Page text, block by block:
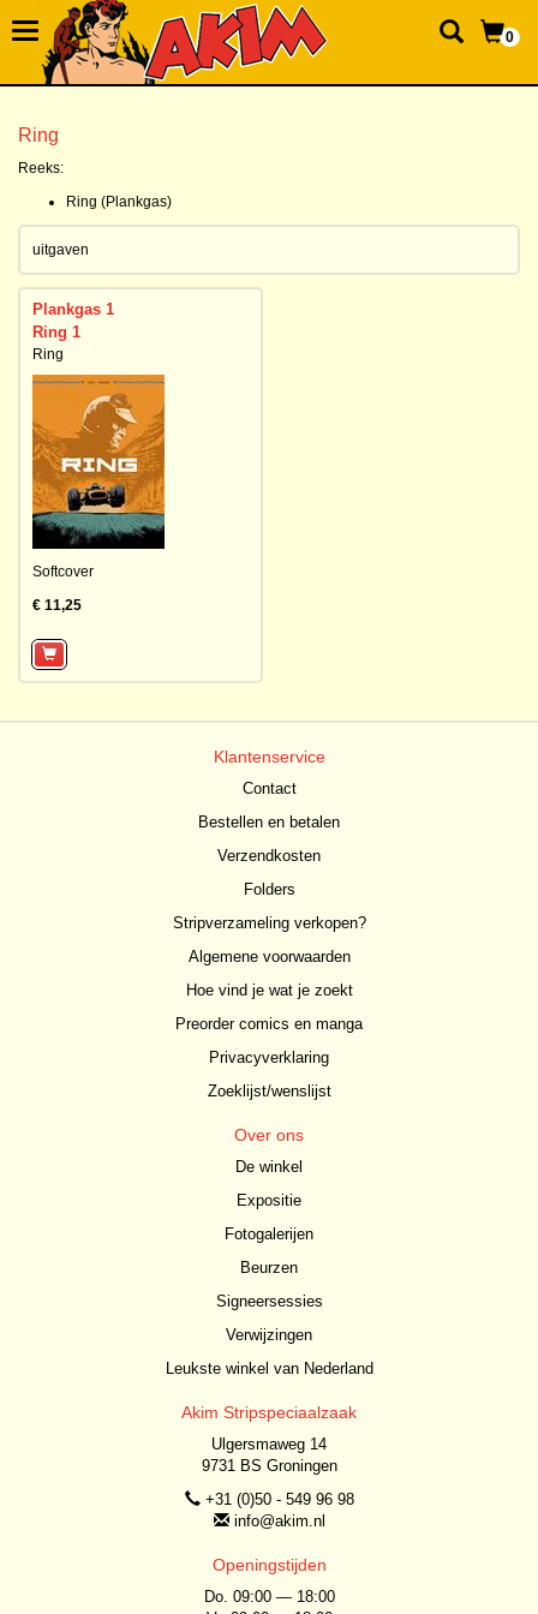
0
Ring
Reeks:
Ring (Plankgas)
uitgaven
Plankgas 1
Ring 1
Ring
Softcover
€ 11,25
Klantenservice
Contact
Bestellen en betalen
Verzendkosten
Folders
Stripverzameling verkopen?
Algemene voorwaarden
Hoe vind je wat je zoekt
Preorder comics en manga
Privacyverklaring
Zoeklijst/wenslijst
Over ons
De winkel
Expositie
Fotogalerijen
Beurzen
Signeersessies
Verwijzingen
Leukste winkel van Nederland
Akim Stripspeciaalzaak
Ulgersmaweg 14
9731 BS Groningen
+31 (0)50 - 549 96 98
info@akim.nl
Openingstijden
Do. 09:00 — 18:00